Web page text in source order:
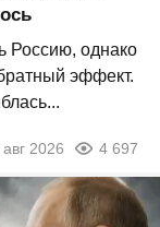
Россию, однако
эффект.
2026 4 697